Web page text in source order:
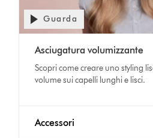
Transcript
Apri
trascrizione
Guarda
Asciugatura volumizzante
Scopri come creare uno styling
volume sui capelli lunghi e lisci.
Accessori